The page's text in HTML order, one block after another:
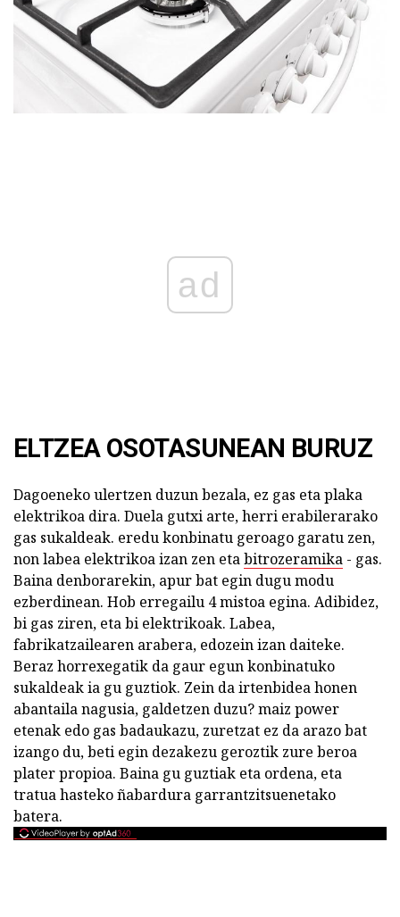
ad
ELTZEA OSOTASUNEAN BURUZ
Dagoeneko ulertzen duzun bezala, ez gas eta plaka
elektrikoa dira. Duela gutxi arte, herri erabilerarako
gas sukaldeak. eredu konbinatu geroago garatu zen,
non labea elektrikoa izan zen etabitrozeramika - gas.
Baina denborarekin, apur bat egin dugu modu
ezberdinean. Hob erregailu 4 mistoa egina. Adibidez,
bi gas ziren, eta bi elektrikoak. Labea,
fabrikatzailearen arabera, edozein izan daiteke.
Beraz horrexegatik da gaur egun konbinatuko
sukaldeak ia gu guztiok. Zein da irtenbidea honen
abantaila nagusia, galdetzen duzu? maiz power
etenak edo gas badaukazu, zuretzat ez da arazo bat
izango du, beti egin dezakezu geroztik zure beroa
plater propioa. Baina gu guztiak eta ordena, eta
tratua hasteko ñabardura garrantzitsuenetako
batera.